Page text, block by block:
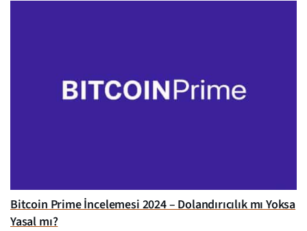
Bitcoin Prime İncelemesi 2024 – Dolandırıcılık mı Yoksa
Yasal mı?